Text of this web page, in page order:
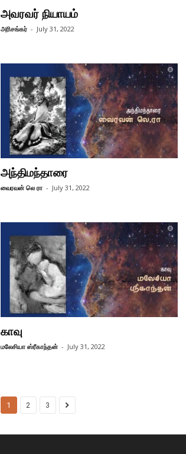
அவரவர் நியாயம்
அரிசங்கர் - July 31, 2022
அந்திமந்தாரை
வைரவன் லெ ரா - July 31, 2022
காவு
மலேசியா ஸ்ரீகாந்தன் - July 31, 2022
1 2 3